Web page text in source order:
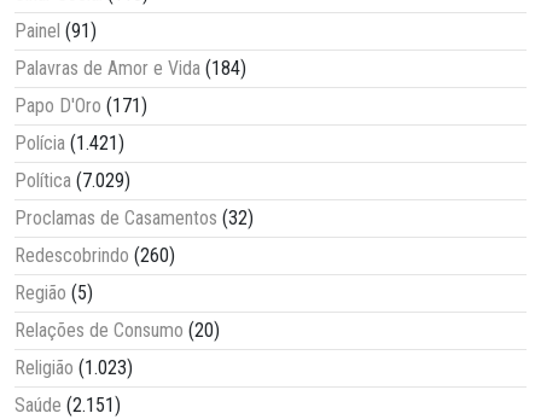
Painel (91)
Palavras de Amor e Vida (184)
Papo D'Oro (171)
Polícia (1.421)
Política (7.029)
Proclamas de Casamentos (32)
Redescobrindo (260)
Região (5)
Relações de Consumo (20)
Religião (1.023)
Saúde (2.151)